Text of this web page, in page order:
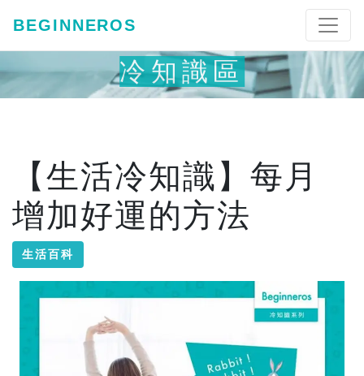
BEGINNEROS
冷知識區
【生活冷知識】每月
增加好運的方法
生活百科